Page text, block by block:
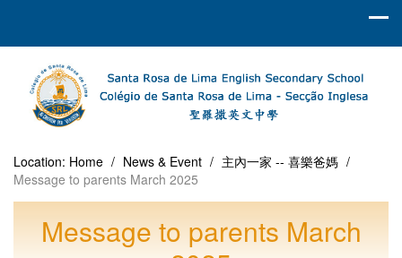
Location: Home / News & Event / 主內一家 -- 喜樂爸媽 /
Message to parents March 2025
Message to parents March